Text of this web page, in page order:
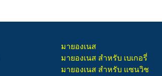
มายองเนส
มายองเนส สำหรับ เบเกอรี่
มายองเนส สำหรับ แซนวิช